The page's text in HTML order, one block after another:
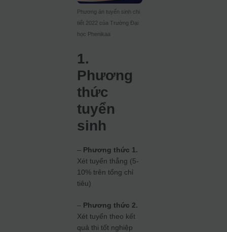
Phương án tuyển sinh chi
tiết 2022 của Trường Đại
học Phenikaa
1.
Phương
thức
tuyển
sinh
– Phương thức 1.
Xét tuyển thẳng (5-
10% trên tổng chỉ
tiêu)
– Phương thức 2.
Xét tuyển theo kết
quả thi tốt nghiệp